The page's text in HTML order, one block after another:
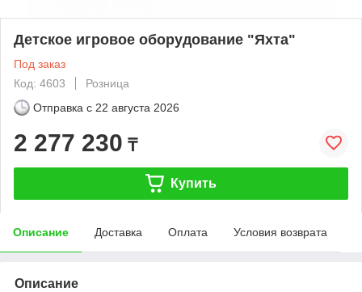
Детское игровое оборудование "Яхта"
Под заказ
Код: 4603
Розница
Отправка с 22 августа 2026
2 277 230 ₸
Купить
Описание Доставка Оплата Условия возврата
Описание